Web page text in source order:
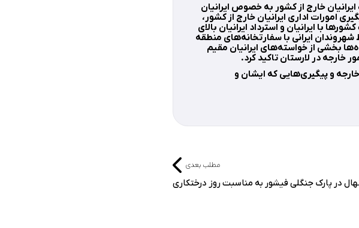
خارج از کشور به خصوص ایرانیان
امورات اداری ایرانیان خارج از کشور،
با ایرانیان و استرداد ایرانیان بالای
ایرانی با سفارتخانه‌های منطقه
بخشی از خواسته‌های ایرانیان مقیم
در لارستان تاکید کرد.
خارجه و پیگیری‌هایی که ایشان و
مطلب بعدی
در پارک جنگلی فیشور به مناسبت روز درختکاری